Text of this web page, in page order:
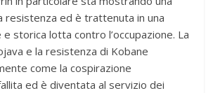
resistenza ed è trattenuta in una
storica lotta contro l’occupazione. La
e la resistenza di Kobane
come la cospirazione
ed è diventata al servizio dei